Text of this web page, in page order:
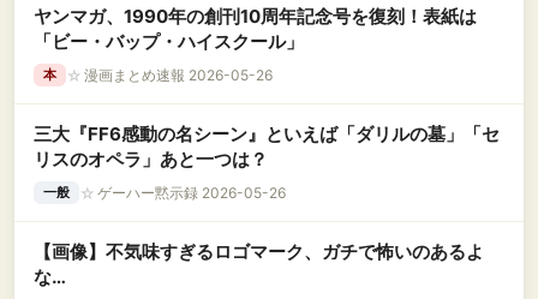
ヤンマガ、1990年の創刊10周年記念号を復刻！表紙は
「ビー・バップ・ハイスクール」
本 ☆ 漫画まとめ速報 2026-05-26
三大『FF6感動の名シーン』といえば「ダリルの墓」「セ
リスのオペラ」あと一つは？
一般 ☆ ゲーハー黙示録 2026-05-26
【画像】不気味すぎるロゴマーク、ガチで怖いのあるよ
な…